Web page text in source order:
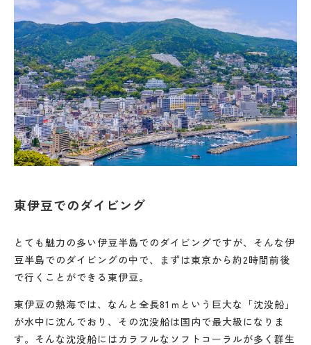
東伊豆でのダイビング
とても魅力の多い伊豆半島でのダイビングですが、そんな伊
豆半島でのダイビングの中で、まずは東京から約2時間前後
で行くことができる東伊豆。
東伊豆の熱海では、なんと全長81ｍという巨大な「沈没船」
が水中に沈んでおり、その沈没船は国内で最大級になりま
す。そんな沈没船にはカラフルなソフトコーラルが多く群生